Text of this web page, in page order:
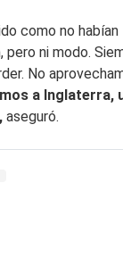
como no habían
ni modo.
No
a Inglaterra,
aseguró.